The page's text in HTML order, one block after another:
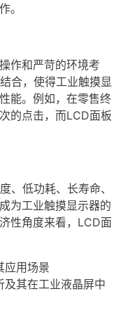
。
作和严苛的环境考
合，使得工业触摸显
能。例如，在零售终
的点击，而LCD面板
低功耗、长寿命、
为工业触摸显示器的
性角度来看，LCD面
应用场景
及其在工业液晶屏中